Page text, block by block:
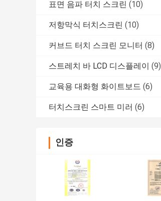
표면 음파 터치 스크린 (10)
저항막식 터치스크린 (10)
커브드 터치 스크린 모니터 (8)
스트레치 바 LCD 디스플레이 (9)
교육용 대화형 화이트보드 (6)
터치스크린 스마트 미러 (6)
인증